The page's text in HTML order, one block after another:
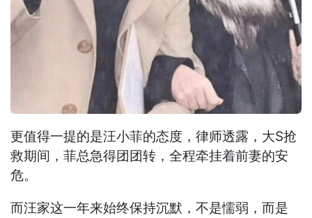
更值得一提的是汪小菲的态度，律师透露，大S抢
救期间，菲总急得团团转，全程牵挂着前妻的安
危。
而汪家这一年来始终保持沉默，不是懦弱，而是